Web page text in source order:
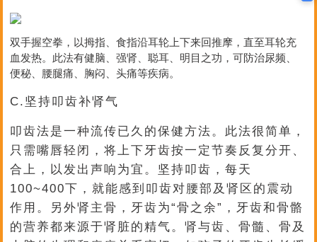
双手握空拳，以拇指、食指沿耳轮上下来回推摩，直至耳轮充
血发热。此法有健脑、强肾、聪耳、明目之功，可防治尿频、
便秘、腰腿痛、胸闷、头痛等疾病。
C.坚持叩齿补肾气
叩齿法是一种流传已久的保健方法。此法很简单，
只需嘴唇轻闭，将上下牙齿按一定节奏反复分开、
合上，以发出声响为宜。坚持叩齿，每天
100~400下，就能感到叩齿对腰部及肾区的震动
作用。另外肾主骨，牙齿为“骨之余”，牙齿和骨骼
的营养都来源于肾脏的精气。肾与齿、骨髓、骨及